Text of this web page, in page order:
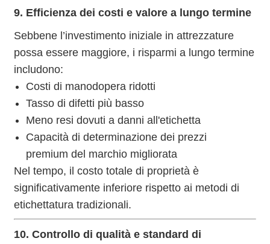
9. Efficienza dei costi e valore a lungo termine
Sebbene l’investimento iniziale in attrezzature
possa essere maggiore, i risparmi a lungo termine
includono:
Costi di manodopera ridotti
Tasso di difetti più basso
Meno resi dovuti a danni all'etichetta
Capacità di determinazione dei prezzi
premium del marchio migliorata
Nel tempo, il costo totale di proprietà è
significativamente inferiore rispetto ai metodi di
etichettatura tradizionali.
10. Controllo di qualità e standard di